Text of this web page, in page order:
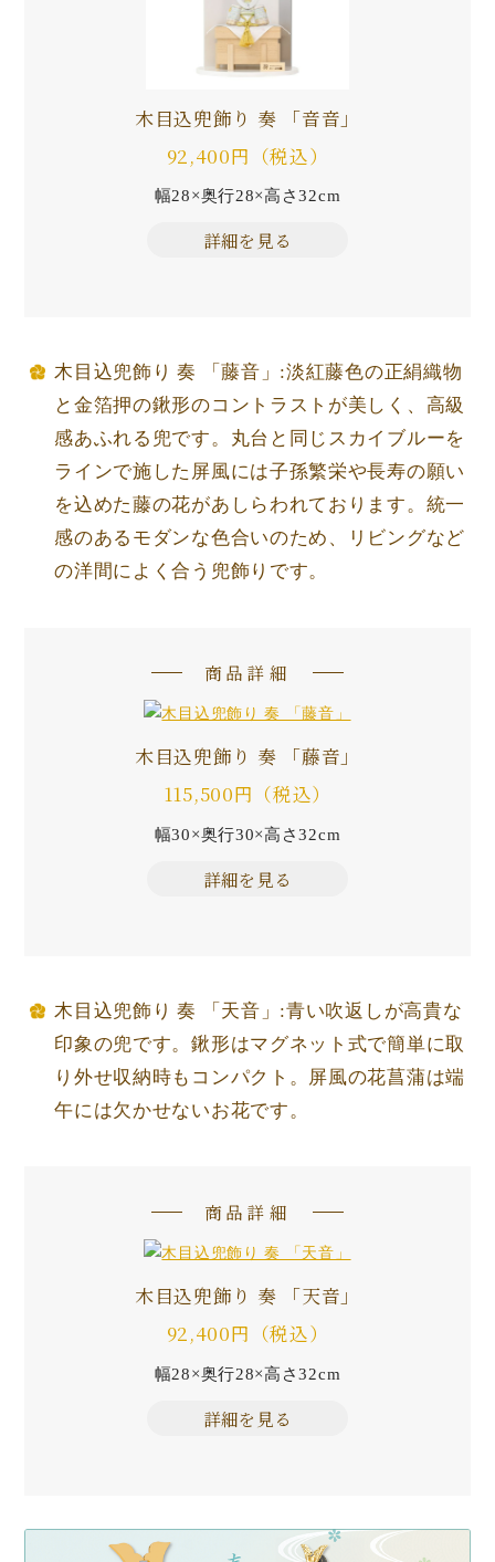
木目込兜飾り 奏 「音音」
92,400円（税込）
幅28×奥行28×高さ32cm
詳細を見る
木目込兜飾り 奏 「藤音」:淡紅藤色の正絹織物
と金箔押の鍬形のコントラストが美しく、高級
感あふれる兜です。丸台と同じスカイブルーを
ラインで施した屏風には子孫繁栄や長寿の願い
を込めた藤の花があしらわれております。統一
感のあるモダンな色合いのため、リビングなど
の洋間によく合う兜飾りです。
商品詳細
木目込兜飾り 奏 「藤音」
115,500円（税込）
幅30×奥行30×高さ32cm
詳細を見る
木目込兜飾り 奏 「天音」:青い吹返しが高貴な
印象の兜です。鍬形はマグネット式で簡単に取
り外せ収納時もコンパクト。屏風の花菖蒲は端
午には欠かせないお花です。
商品詳細
木目込兜飾り 奏 「天音」
92,400円（税込）
幅28×奥行28×高さ32cm
詳細を見る